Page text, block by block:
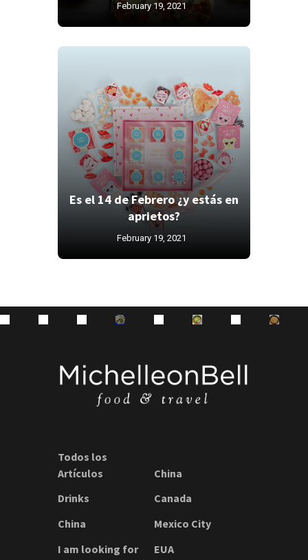
February 19, 2021
Es el 14 de Febrero ¿y estás en
aprietos?
February 19, 2021
Todos los
Artículos
China
Drinks
Canada
China
Mexico City
I am looking for
EUA